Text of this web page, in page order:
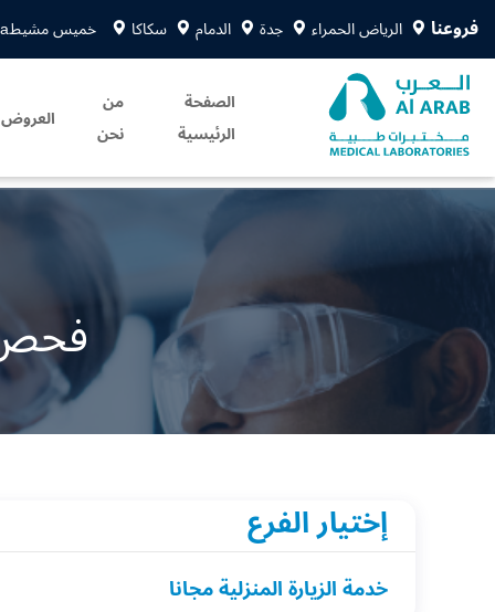
فروعنا الرياض الحمراء جدة الدمام سكاكا خميس مشيط
الصفحة
الرئيسية
من
نحن
العروض
إختيار الفرع
خدمة الزيارة المنزلية مجانا